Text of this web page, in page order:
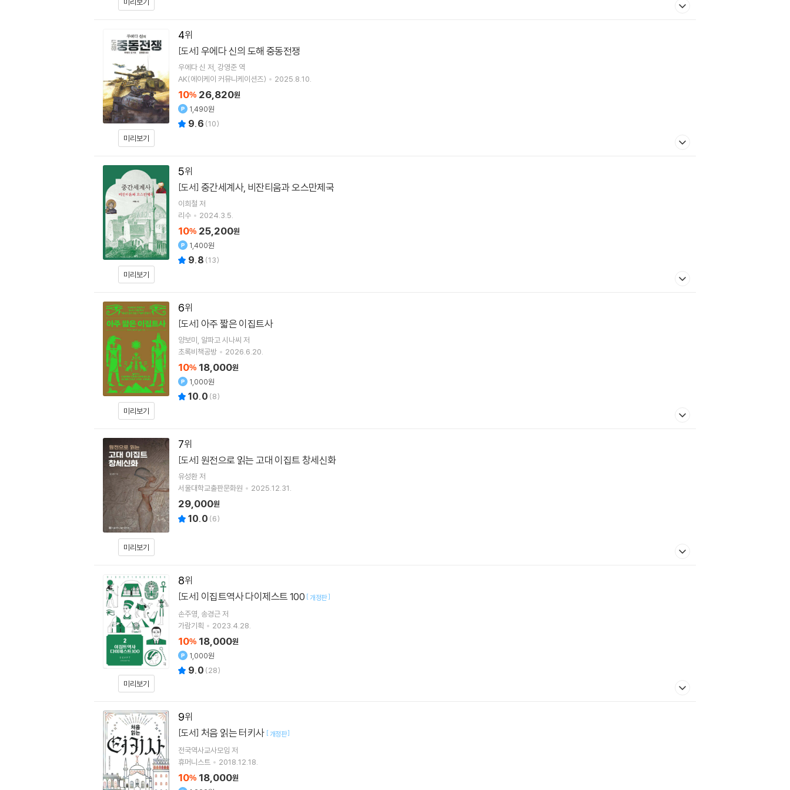
4
미리보기
[도서] 우에다 신의 도해 중동전쟁
우에다 신 저 강영준 역
AK(에이케이 커뮤니케이션즈)
2025.8.10.
10% 26,820원
1,490원
9.6 (10)
5
미리보기
[도서] 중간세계사, 비잔티움과 오스만제국
이희철 저
리수
2024.3.5.
10% 25,200원
1,400원
9.8 (13)
6
미리보기
[도서] 아주 짧은 이집트사
양보미 알파고 시나씨 저
초록비책공방
2026.6.20.
10% 18,000원
1,000원
10.0 (8)
7
미리보기
[도서] 원전으로 읽는 고대 이집트 창세신화
유성환저
서울대학교출판문화원
2025.12.31.
29,000원
10.0 (6)
8
미리보기
[도서] 이집트역사 다이제스트 100 [개정판]
손주영 송경근저
가람기획
2023.4.28.
10% 18,000원
1,000원
9.0 (28)
9
[도서] 처음 읽는 터키사 [개정판]
전국역사교사모임 저
휴머니스트
2018.12.18.
10% 18,000원